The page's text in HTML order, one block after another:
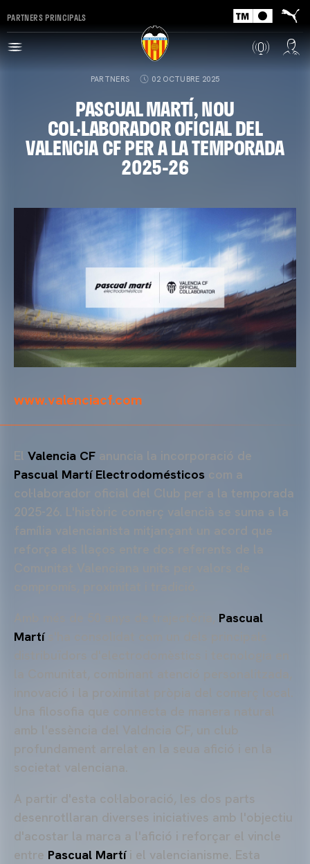
PARTNERS PRINCIPALS
PARTNERS 02 OCTUBRE 2025
PASCUAL MARTÍ, NOU
COL·LABORADOR OFICIAL DEL
VALENCIA CF PER A LA TEMPORADA
2025-26
www.valenciacf.com
El Valencia CF anuncia la incorporació de
Pascual Martí Electrodomésticos com a
col·laborador oficial del Club per a la temporada
2025-26. L'històric comerç valencià se suma a la
família valencianista mitjançant un acord que
reforça els llaços entre dos referents de la
Pascual
Martí
societat valenciana.
A partir d'esta col·laboració, les dos parts
desenrotllaran diverses iniciatives amb l'objectiu
d'acostar la marca a l'afició i reforçar el vincle
entre Pascual Martíi el valencianisme. Esta